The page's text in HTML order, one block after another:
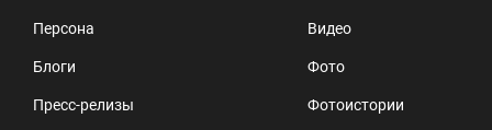
Персона
Блоги
Пресс-релизы
Видео
Фото
Фотоистории